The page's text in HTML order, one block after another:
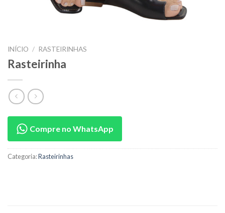
INÍCIO / RASTEIRINHAS
Rasteirinha
Compre no WhatsApp
Categoria:Rasteirinhas